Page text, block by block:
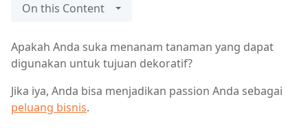
On this Content
Apakah Anda suka menanam tanaman yang dapat
digunakan untuk tujuan dekoratif?
Jika iya, Anda bisa menjadikan passion Anda sebagai
peluang bisnis.